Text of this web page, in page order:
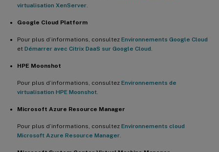
virtualisation XenServer
Google Cloud Platform
Pour plus d’informations, consultez Environnements Google Cloud
et Démarrer avec Citrix DaaS sur Google Cloud
HPE Moonshot
Pour plus d’informations, consultez Environnements de
virtualisation HPE Moonshot
Microsoft Azure Resource Manager
Pour plus d’informations, consultez Environnements cloud
Microsoft Azure Resource Manager